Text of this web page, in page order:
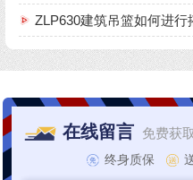
ZLP630建筑吊篮如何进行
在线留言 免费获
终身质保